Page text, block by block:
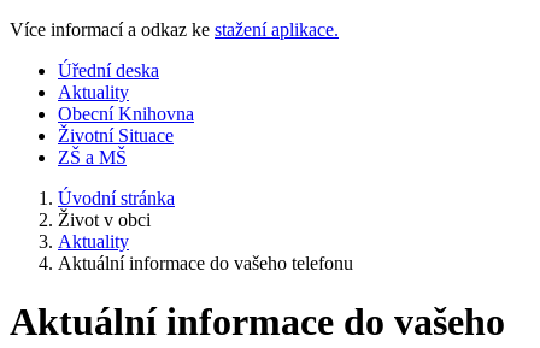
Více informací a odkaz ke stažení aplikace.
Úřední deska
Aktuality
Obecní Knihovna
Životní Situace
ZŠ a MŠ
Úvodní stránka
Život v obci
Aktuality
Aktuální informace do vašeho telefonu
Aktuální informace do vašeho